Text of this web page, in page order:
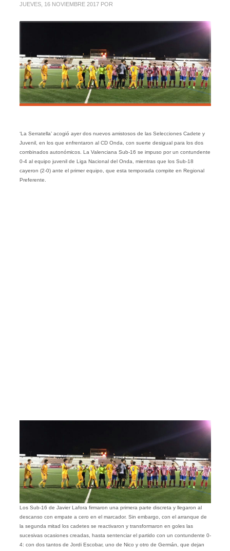
JUEVES, 16 NOVIEMBRE 2017 POR
‘La Serratella’ acogió ayer dos nuevos amistosos de las Selecciones Cadete y
Juvenil, en los que enfrentaron al CD Onda, con suerte desigual para los dos
combinados autonómicos. La Valenciana Sub-16 se impuso por un contundente
0-4 al equipo juvenil de Liga Nacional del Onda, mientras que los Sub-18
cayeron (2-0) ante el primer equipo, que esta temporada compite en Regional
Preferente.
Los Sub-16 de Javier Lafora firmaron una primera parte discreta y llegaron al
descanso con empate a cero en el marcador. Sin embargo, con el arranque de
la segunda mitad los cadetes se reactivaron y transformaron en goles las
sucesivas ocasiones creadas, hasta sentenciar el partido con un contundente 0-
4: con dos tantos de Jordi Escobar, uno de Nico y otro de Germán, que dejan